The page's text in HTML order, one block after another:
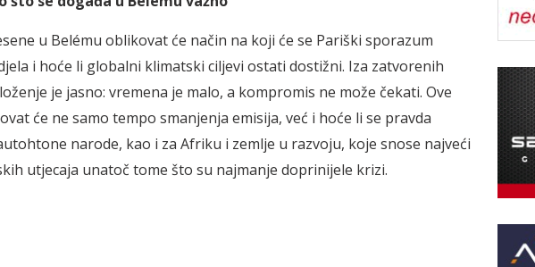
u Belému oblikovat će način na koji će se Pariški sporazum
i hoće li globalni klimatski ciljevi ostati dostižni. Iza zatvorenih
je jasno: vremena je malo, a kompromis ne može čekati. Ove
će ne samo tempo smanjenja emisija, već i hoće li se pravda
narode, kao i za Afriku i zemlje u razvoju, koje snose najveći
utjecaja unatoč tome što su najmanje doprinijele krizi.